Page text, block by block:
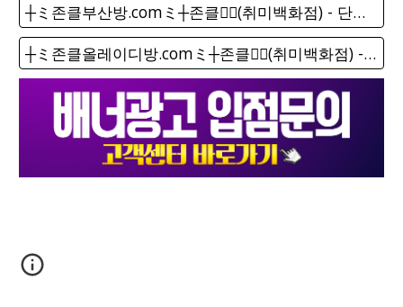
┼ミ존클부산방.comミ┼존클❤️‍🔥(취미백화점) - 단톡방
┼ミ존클올레이디방.comミ┼존클❤️‍🔥(취미백화점) - 단톡방